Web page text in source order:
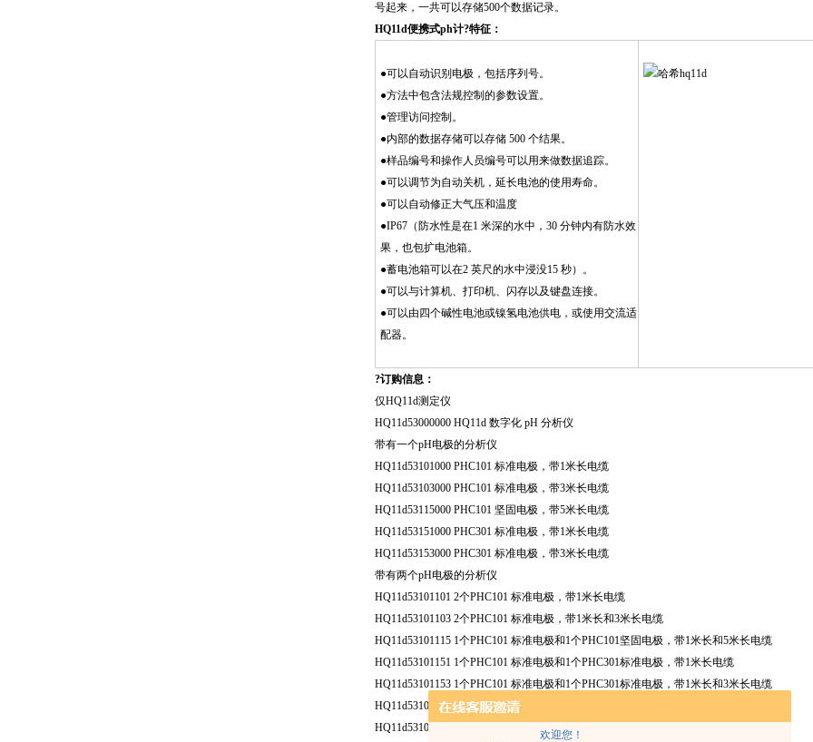
欢迎您！
号起来，一共可以存储500个数据记录。
HQ11d便携式ph计?特征：
●可以自动识别电极，包括序列号。
●方法中包含法规控制的参数设置。
●管理访问控制。
●内部的数据存储可以存储 500 个结果。
●样品编号和操作人员编号可以用来做数据追踪。
●可以调节为自动关机，延长电池的使用寿命。
●可以自动修正大气压和温度
●IP67（防水性是在1 米深的水中，30 分钟内有防水效
果，也包扩电池箱。
●蓄电池箱可以在2 英尺的水中浸没15 秒）。
●可以与计算机、打印机、闪存以及键盘连接。
●可以由四个碱性电池或镍氢电池供电，或使用交流适
配器。
?订购信息：
仅HQ11d测定仪
HQ11d53000000 HQ11d 数字化 pH 分析仪
带有一个pH电极的分析仪
HQ11d53101000 PHC101 标准电极，带1米长电缆
HQ11d53103000 PHC101 标准电极，带3米长电缆
HQ11d53115000 PHC101 坚固电极，带5米长电缆
HQ11d53151000 PHC301 标准电极，带1米长电缆
HQ11d53153000 PHC301 标准电极，带3米长电缆
带有两个pH电极的分析仪
HQ11d53101101 2个PHC101 标准电极，带1米长电缆
HQ11d53101103 2个PHC101 标准电极，带1米长和3米长电缆
HQ11d53101115 1个PHC101 标准电极和1个PHC101坚固电极，带1米长和5米长电缆
HQ11d53101151 1个PHC101 标准电极和1个PHC301标准电极，带1米长电缆
HQ11d53101153 1个PHC101 标准电极和1个PHC301标准电极，带1米长和3米长电缆
HQ11d53103103 2个PHC101 标准电极，带3米长电缆
HQ11d53103115 1个PHC101 标准电极和1个PHC101坚固电极，带3米长和5米长电缆